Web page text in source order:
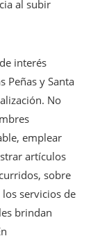
al subir
interés
Peñas y Santa
No
emplear
artículos
sobre
servicios de
brindan